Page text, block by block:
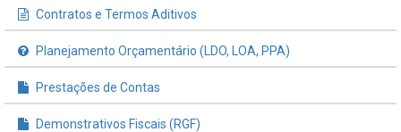
Contratos e Termos Aditivos
Planejamento Orçamentário (LDO, LOA, PPA)
Prestações de Contas
Demonstrativos Fiscais (RGF)